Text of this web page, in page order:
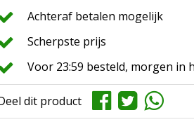
Achteraf betalen mogelijk
Scherpste prijs
Voor 23:59 besteld, morgen in
dit product